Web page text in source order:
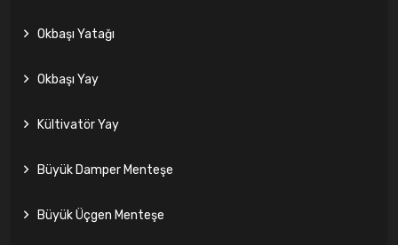
Okbaşı Yatağı
Okbaşı Yay
Kültivatör Yay
Büyük Damper Menteşe
Büyük Üçgen Menteşe